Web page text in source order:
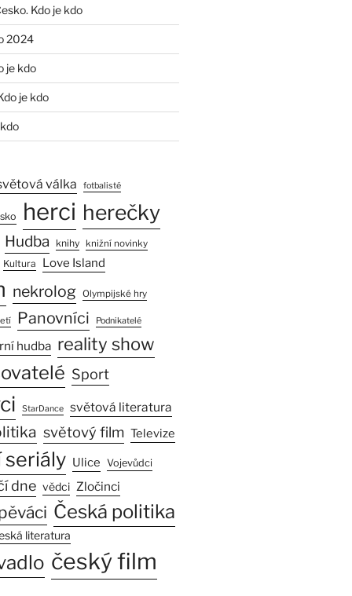
Kdo je kdo
2024
je kdo
je kdo
válka fotbalisté
herci herečky
Hudba knihy knižní novinky
Kultura Love Island
nekrolog Olympijské hry
Panovníci Podnikatelé
hudba reality show
Sport
StarDance světová literatura
světový film Televize
Ulice Vojevůdci
dne vědci Zločinci
Česká politika
literatura
český film